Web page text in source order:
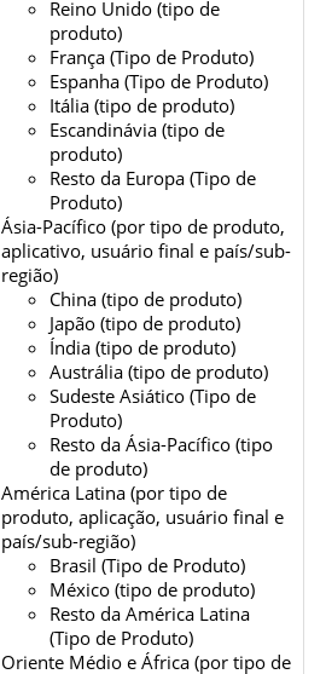
Reino Unido (tipo de
produto)
França (Tipo de Produto)
Espanha (Tipo de Produto)
Itália (tipo de produto)
Escandinávia (tipo de
produto)
Resto da Europa (Tipo de
Produto)
Ásia-Pacífico (por tipo de produto,
aplicativo, usuário final e país/sub-
região)
China (tipo de produto)
Japão (tipo de produto)
Índia (tipo de produto)
Austrália (tipo de produto)
Sudeste Asiático (Tipo de
Produto)
Resto da Ásia-Pacífico (tipo
de produto)
América Latina (por tipo de
produto, aplicação, usuário final e
país/sub-região)
Brasil (Tipo de Produto)
México (tipo de produto)
Resto da América Latina
(Tipo de Produto)
Oriente Médio e África (por tipo de